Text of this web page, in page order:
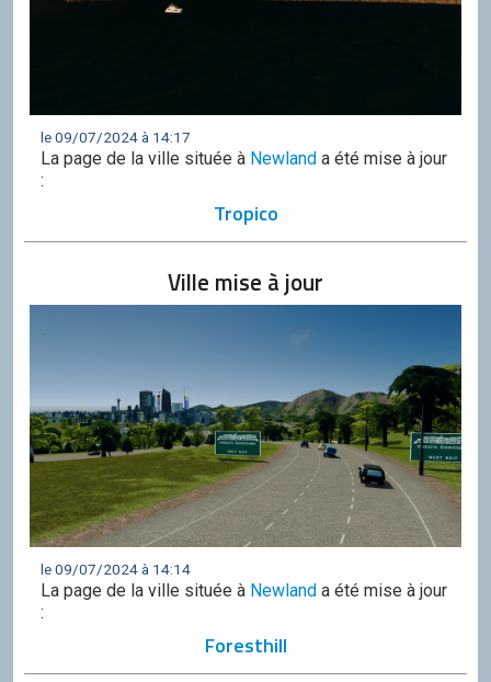
le 09/07/2024 à 14:17
La page de la ville située à Newland a été mise à jour
:
Tropico
Ville mise à jour
le 09/07/2024 à 14:14
La page de la ville située à Newland a été mise à jour
:
Foresthill